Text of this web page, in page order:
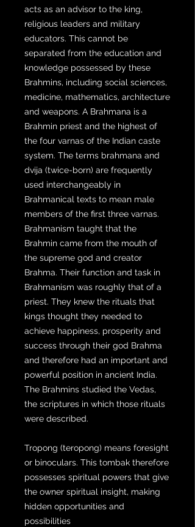
acts as an advisor to the king,
religious leaders and military
educators. This cannot be
separated from the education and
knowledge possessed by these
Brahmins, including social sciences,
medicine, mathematics, architecture
and weapons. A Brahmana is a
Brahmin priest and the highest of
the four varnas of the Indian caste
system. The terms brahmana and
dvija (twice-born) are frequently
used interchangeably in
Brahmanical texts to mean male
members of the first three varnas.
Brahmanism taught that the
Brahmin came from the mouth of
the supreme god and creator
Brahma. Their function and task in
Brahmanism was roughly that of a
priest. They knew the rituals that
kings thought they needed to
achieve happiness, prosperity and
success through their god Brahma
and therefore had an important and
powerful position in ancient India.
The Brahmins studied the Vedas,
the scriptures in which those rituals
were described.
Tropong (teropong) means foresight
or binoculars. This tombak therefore
possesses spiritual powers that give
the owner spiritual insight, making
hidden opportunities and
possibilities